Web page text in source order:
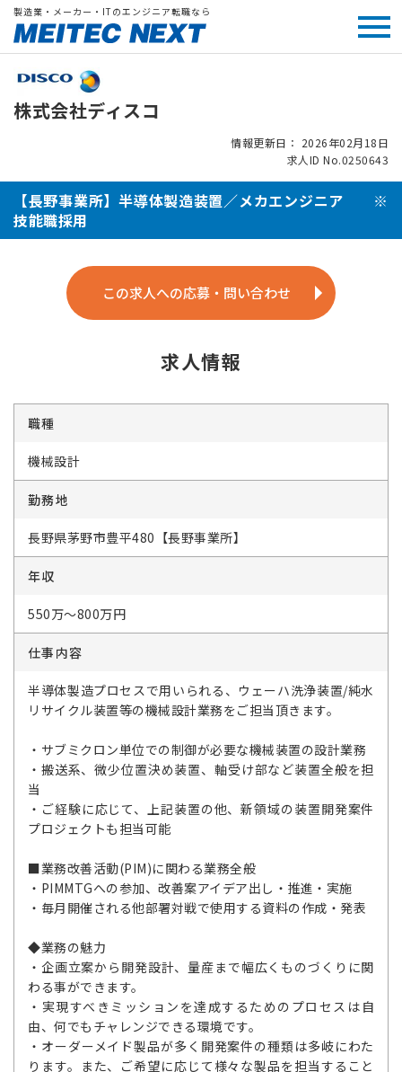
製造業・メーカー・ITのエンジニア転職なら
株式会社ディスコ
情報更新日： 2026年02月18日
求人ID No.0250643
【長野事業所】半導体製造装置／メカエンジニア ※
技能職採用
この求人への応募・問い合わせ
求人情報
職種
機械設計
勤務地
長野県茅野市豊平480【長野事業所】
年収
550万～800万円
仕事内容
半導体製造プロセスで用いられる、ウェーハ洗浄装置/純水
リサイクル装置等の機械設計業務をご担当頂きます。
・サブミクロン単位での制御が必要な機械装置の設計業務
・搬送系、微少位置決め装置、軸受け部など装置全般を担
当
・ご経験に応じて、上記装置の他、新領域の装置開発案件
プロジェクトも担当可能
■業務改善活動(PIM)に関わる業務全般
・PIMMTGへの参加、改善案アイデア出し・推進・実施
・毎月開催される他部署対戦で使用する資料の作成・発表
◆業務の魅力
・企画立案から開発設計、量産まで幅広くものづくりに関
わる事ができます。
・実現すべきミッションを達成するためのプロセスは自
由、何でもチャレンジできる環境です。
・オーダーメイド製品が多く開発案件の種類は多岐にわた
ります。また、ご希望に応じて様々な製品を担当すること